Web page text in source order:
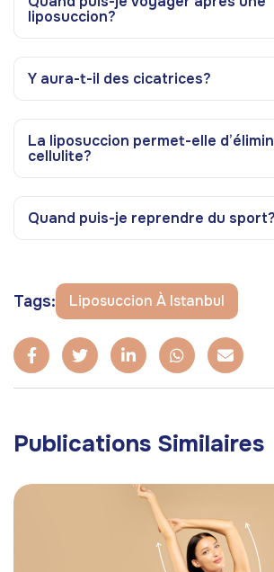
liposuccion?
Y aura-t-il des cicatrices?
La liposuccion permet-elle
cellulite?
Quand puis-je reprendre du sport?
Tags: Liposuccion À Istanbul
Publications Similaires